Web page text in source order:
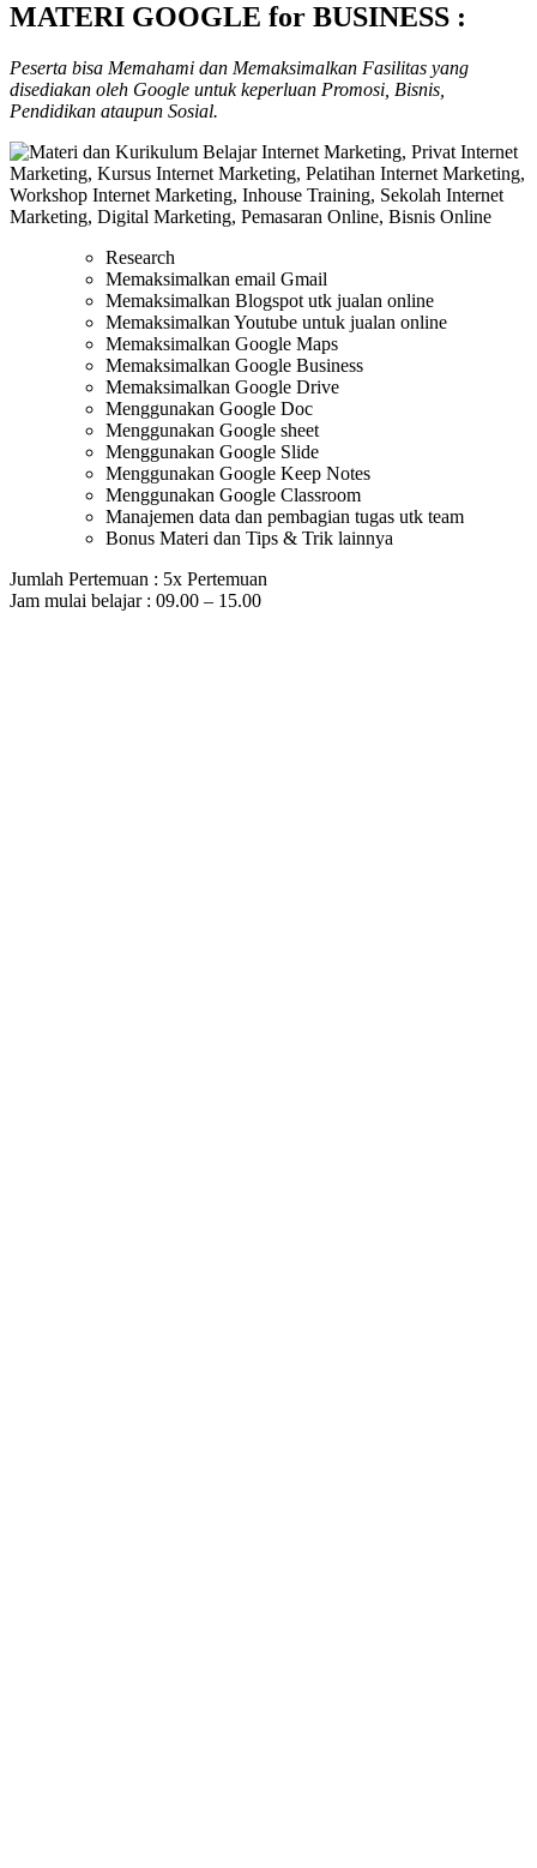
MATERI GOOGLE for BUSINESS :
Peserta bisa Memahami dan Memaksimalkan Fasilitas yang
disediakan oleh Google untuk keperluan Promosi, Bisnis,
Pendidikan ataupun Sosial.
Research
Memaksimalkan email Gmail
Memaksimalkan Blogspot utk jualan online
Memaksimalkan Youtube untuk jualan online
Memaksimalkan Google Maps
Memaksimalkan Google Business
Memaksimalkan Google Drive
Menggunakan Google Doc
Menggunakan Google sheet
Menggunakan Google Slide
Menggunakan Google Keep Notes
Menggunakan Google Classroom
Manajemen data dan pembagian tugas utk team
Bonus Materi dan Tips & Trik lainnya
Jumlah Pertemuan : 5x Pertemuan
Jam mulai belajar : 09.00 – 15.00